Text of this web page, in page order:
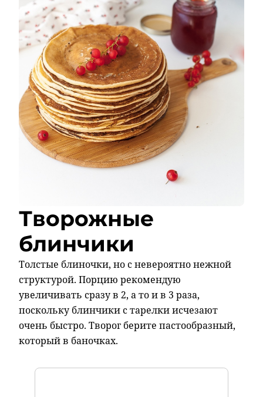
Творожные
блинчики
Толстые блиночки, но с невероятно нежной
структурой. Порцию рекомендую
увеличивать сразу в 2, а то и в 3 раза,
поскольку блинчики с тарелки исчезают
очень быстро. Творог берите пастообразный,
который в баночках.